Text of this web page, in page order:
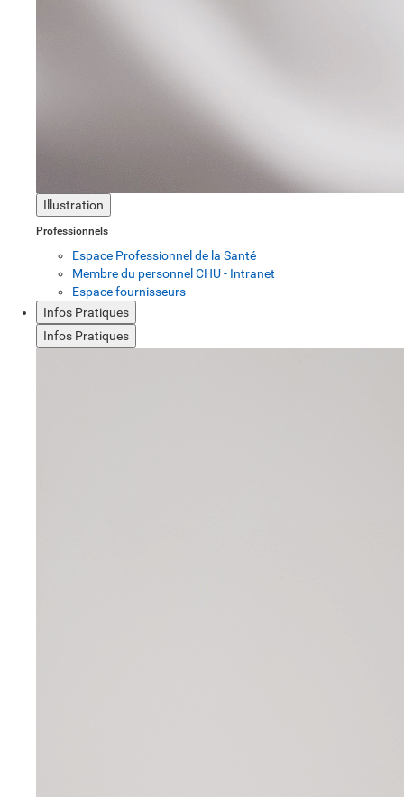
Illustration
Professionnels
Espace Professionnel de la Santé
Membre du personnel CHU - Intranet
Espace fournisseurs
Infos Pratiques
Infos Pratiques